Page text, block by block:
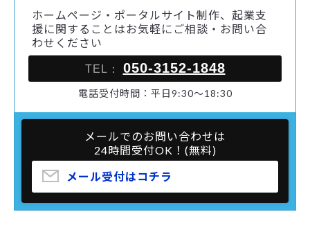
ホームページ・ポータルサイト制作、起業支
援に関することはお気軽にご相談・お問い合
わせください
TEL： 050-3152-1848
電話受付時間：平日9:30～18:30
メールでのお問い合わせは
24時間受付OK！(無料)
メール受付はコチラ